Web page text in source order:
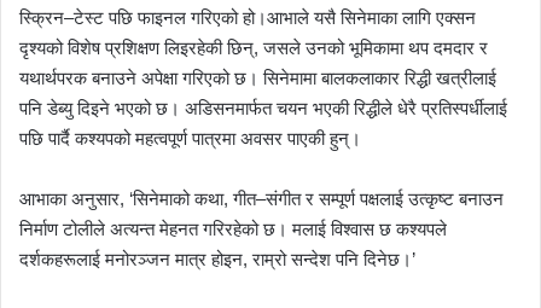
स्क्रिन–टेस्ट पछि फाइनल गरिएको हो।आभाले यसै सिनेमाका लागि एक्सन
दृश्यको विशेष प्रशिक्षण लिइरहेकी छिन्, जसले उनको भूमिकामा थप दमदार र
यथार्थपरक बनाउने अपेक्षा गरिएको छ। सिनेमामा बालकलाकार रिद्धी खत्रीलाई
पनि डेब्यु दिइने भएको छ। अडिसनमार्फत चयन भएकी रिद्धीले धेरै प्रतिस्पर्धीलाई
पछि पार्दै कश्यपको महत्वपूर्ण पात्रमा अवसर पाएकी हुन्।
आभाका अनुसार, ‘सिनेमाको कथा, गीत–संगीत र सम्पूर्ण पक्षलाई उत्कृष्ट बनाउन
निर्माण टोलीले अत्यन्त मेहनत गरिरहेको छ। मलाई विश्वास छ कश्यपले
दर्शकहरूलाई मनोरञ्जन मात्र होइन, राम्रो सन्देश पनि दिनेछ।’